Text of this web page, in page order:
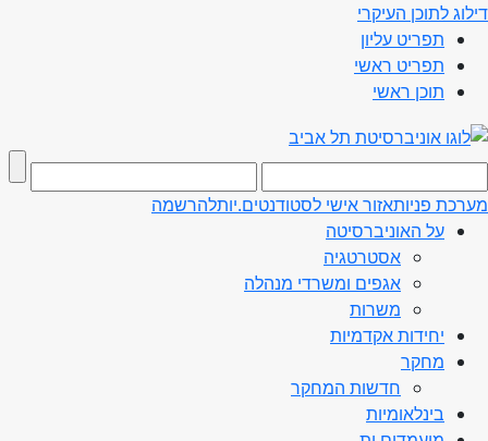
דילוג לתוכן העיקרי
תפריט עליון
תפריט ראשי
תוכן ראשי
מערכת פניותאזור אישי לסטודנטים.יותלהרשמה
על האוניברסיטה
אסטרטגיה
אגפים ומשרדי מנהלה
משרות
יחידות אקדמיות
מחקר
חדשות המחקר
בינלאומיות